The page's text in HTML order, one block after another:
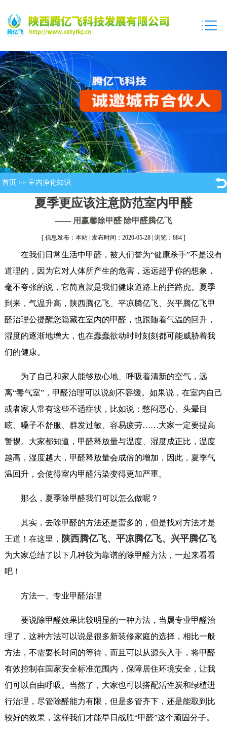
首页 >> 室内净化知识
夏季更应该注意防范室内甲醛
—— 用赢馨除甲醛 除甲醛腾亿飞
[ 信息发布：本站 | 发布时间：2020-05-28 | 浏览：884 ]
在我们日常生活中甲醛，被人们誉为“健康杀手”不是没有
道理的，因为它对人体所产生的危害，远远超乎你的想象，
毫不夸张的说，它简直就是我们健康道路上的拦路虎。夏季
到来，气温升高，陕西腾亿飞、平凉腾亿飞、兴平腾亿飞甲
醛治理公提醒您隐藏在室内的甲醛，也跟随着气温的回升，
湿度的逐渐地增大，也在蠢蠢欲动时时刻刻都可能威胁着我
们的健康。
为了自己和家人能够放心地、呼吸着清新的空气，远
离“毒气室”，甲醛治理可以说刻不容缓。如果说，在室内自己
或者家人常有这些不适症状，比如说：憋闷恶心、头晕目
眩、嗓子不舒服、群发过敏、容易疲劳……大家一定要提高
警惕。大家都知道，甲醛释放量与温度、湿度成正比，温度
越高，湿度越大，甲醛释放量会成倍的增加，因此，夏季气
温回升，会使得室内甲醛污染变得更加严重。
那么，夏季除甲醛我们可以怎么做呢？
其实，去除甲醛的方法还是蛮多的，但是找对方法才是
王道！在这里， 陕西腾亿飞、平凉腾亿飞、兴平腾亿飞
为大家总结了以下几种较为靠谱的除甲醛方法，一起来看看
吧！
方法一、专业甲醛治理
要说除甲醛效果比较明显的一种方法，当属专业甲醛治
理了，这种方法可以说是很多新装修家庭的选择，相比一般
方法，不需要长时间的等待，而且可以从源头入手，将甲醛
有效控制在国家安全标准范围内，保障居住环境安全，让我
们可以自由呼吸。当然了，大家也可以搭配活性炭和绿植进
行治理，尽管除醛能力有限，但是多管齐下，还是能取到比
较好的效果，这样我们才能早日战胜“甲醛”这个顽固分子。